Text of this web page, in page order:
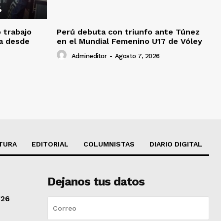
trabajo
desde
Perú debuta con triunfo ante Túnez
en el Mundial Femenino U17 de Vóley
Admineditor - Agosto 7, 2026
EDITORIAL COLUMNISTAS DIARIO DIGITAL
Dejanos tus datos